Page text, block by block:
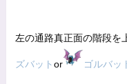
左の通路真正面の階段を
ズバットor ゴルバッ